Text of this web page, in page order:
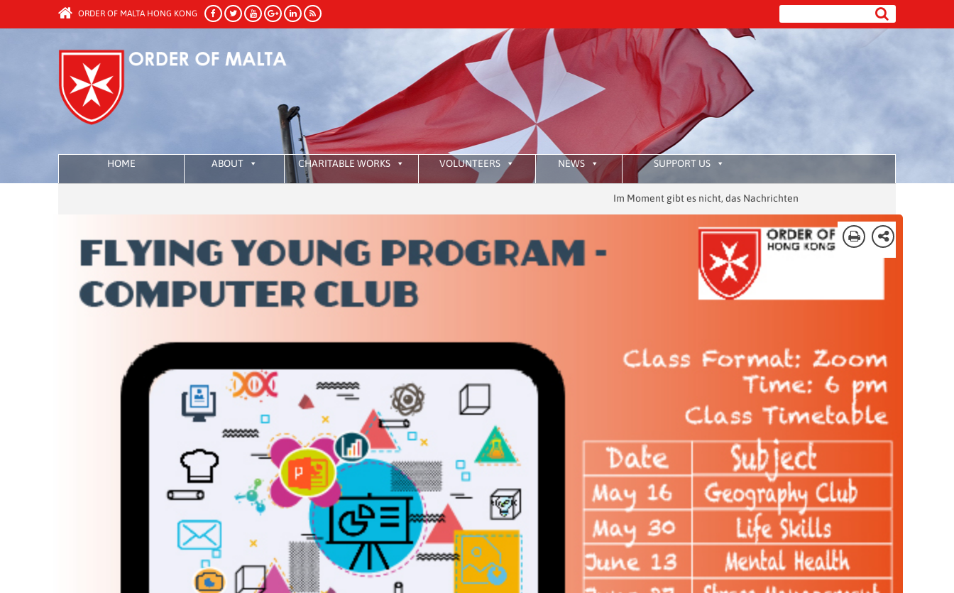
ORDER OF MALTA HONG KONG
HOME ABOUT CHARITABLE WORKS VOLUNTEERS NEWS SUPPORT US
Im Moment gibt es nicht, das Nachrichten